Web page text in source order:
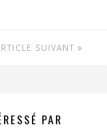
SUIVANT
PAR